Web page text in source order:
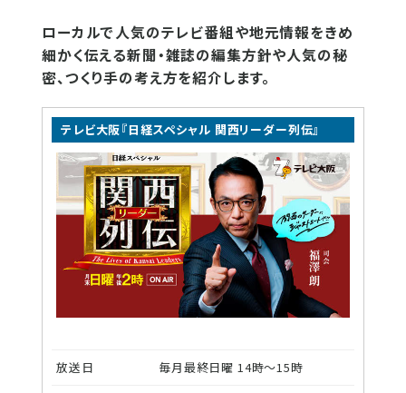
ローカルで人気のテレビ番組や地元情報をきめ
細かく伝える新聞・雑誌の編集方針や人気の秘
密、つくり手の考え方を紹介します。
テレビ大阪『日経スペシャル 関西リーダー列伝』
放送日 毎月最終日曜 14時～15時